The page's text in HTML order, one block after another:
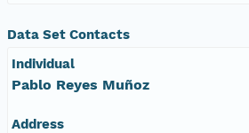
Data Set Contacts
Individual
Pablo Reyes Muñoz
Address